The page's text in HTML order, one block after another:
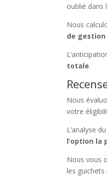
oublié dans
Nous
de
totale.
Nous
votre
L’analyse
l’option la
Nous vous
les guichets